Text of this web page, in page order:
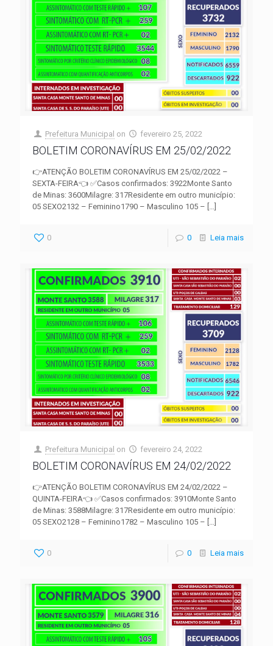
Prefeitura Municipal on fevereiro 25, 2022
BOLETIM CORONAVÍRUS EM 25/02/2022
👉ATENÇÃO BOLETIM CORONAVÍRUS EM 25/02/2022 –
SEXTA-FEIRA👈 ✅Casos confirmados: 3922Monte Santo
de Minas: 3600Milagre: 317Residente em outro município:
05 SEXO2132 – Feminino1790 – Masculino 105 –
0 0 Leia mais
Prefeitura Municipal on fevereiro 24, 2022
BOLETIM CORONAVÍRUS EM 24/02/2022
👉ATENÇÃO BOLETIM CORONAVÍRUS EM 24/02/2022 –
QUINTA-FEIRA👈 ✅Casos confirmados: 3910Monte Santo
de Minas: 3588Milagre: 317Residente em outro município:
05 SEXO2128 – Feminino1782 – Masculino 105 – […]
0 0 Leia mais